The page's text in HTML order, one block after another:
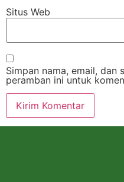
Situs Web
Simpan nama, email, dan
peramban ini untuk